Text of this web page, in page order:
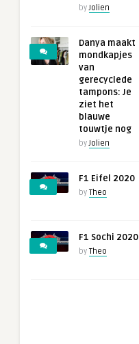
by Jolien
Danya maakt
mondkapjes
van
gerecyclede
tampons: Je
ziet het
blauwe
touwtje nog
by Jolien
F1 Eifel 2020
by Theo
F1 Sochi 2020
by Theo